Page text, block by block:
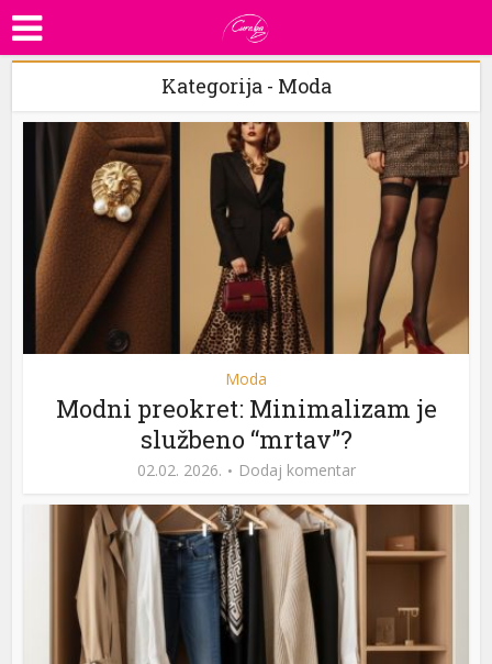
Kategorija - Moda
Moda
Modni preokret: Minimalizam je
službeno “mrtav”?
02.02. 2026. Dodaj komentar